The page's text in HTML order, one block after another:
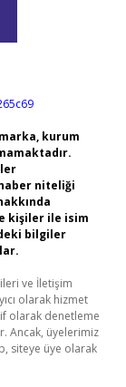
kurum
niteliği
kişiler ile isim
bilgiler
ve İletişim
olarak hizmet
olarak denetleme
Ancak, üyelerimiz
siteye üye olarak